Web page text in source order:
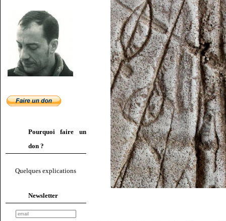
Pourquoi faire un
don ?
Quelques explications
Newsletter